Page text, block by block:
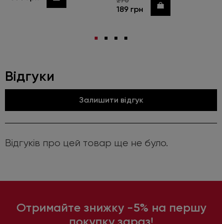
189 грн Купити
Відгуки
Залишити відгук
Відгуків про цей товар ще не було.
Отримайте знижку -5% на першу